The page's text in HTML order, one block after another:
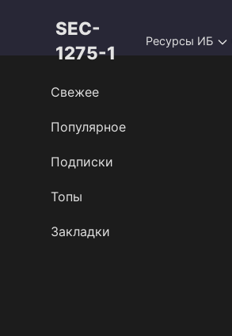
SEC-
1275-1
Ресурсы ИБ
Свежее
Популярное
Подписки
Топы
Закладки